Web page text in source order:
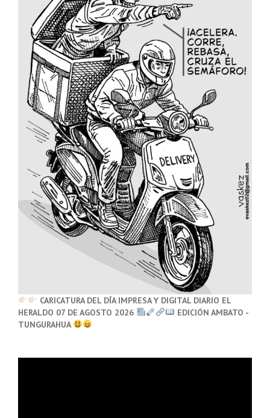
CARICATURA DEL DÍA IMPRESA Y DIGITAL DIARIO EL
HERALDO 07 DE AGOSTO 2026
EDICIÓN AMBATO -
TUNGURAHUA